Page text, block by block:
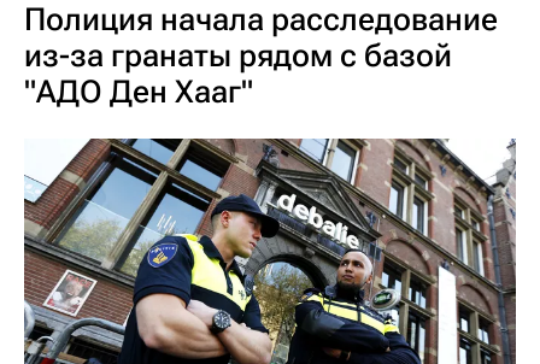
Полиция начала расследование
из-за гранаты рядом с базой
"АДО Ден Хааг"